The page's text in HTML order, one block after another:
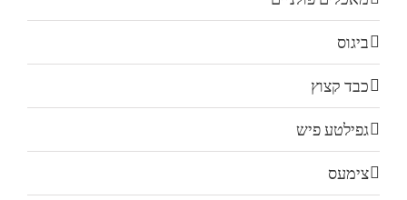
ביגוס
כבד קצוץ
גפילטע פיש
צימעס